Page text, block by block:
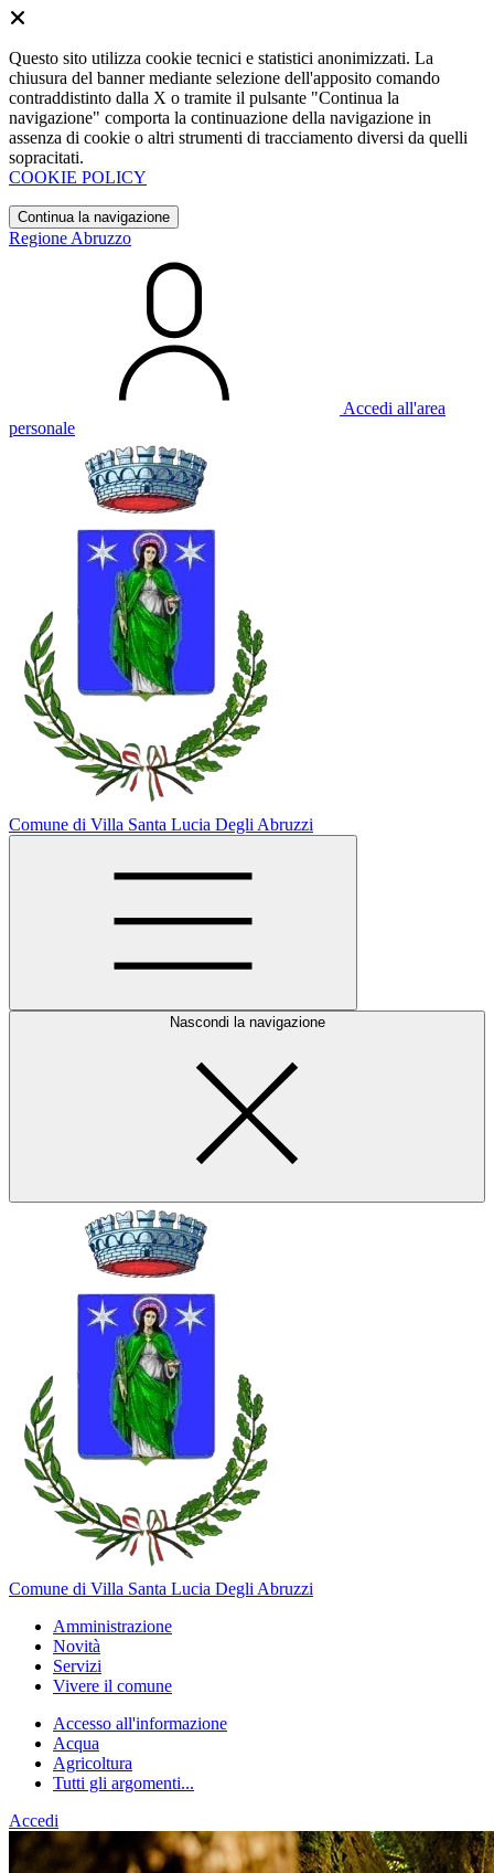
Questo sito utilizza cookie tecnici e statistici anonimizzati. La
chiusura del banner mediante selezione dell'apposito comando
contraddistinto dalla X o tramite il pulsante "Continua la
navigazione" comporta la continuazione della navigazione in
assenza di cookie o altri strumenti di tracciamento diversi da quelli
sopracitati.
COOKIE POLICY
Continua la navigazione
Regione Abruzzo
Accedi all'area
personale
Comune di Villa Santa Lucia Degli Abruzzi
Nascondi la navigazione
Comune di Villa Santa Lucia Degli Abruzzi
Amministrazione
Novità
Servizi
Vivere il comune
Accesso all'informazione
Acqua
Agricoltura
Tutti gli argomenti...
Accedi